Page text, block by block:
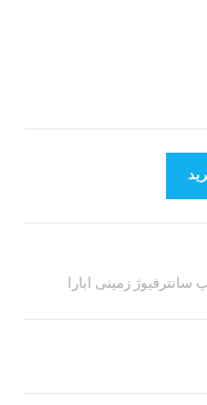
سانترفیوژ زمینی ابارا